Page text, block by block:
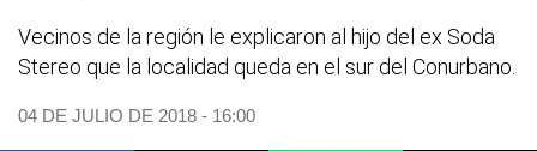
Vecinos de la región le explicaron al hijo del ex Soda
Stereo que la localidad queda en el sur del Conurbano.
04 DE JULIO DE 2018 - 16:00